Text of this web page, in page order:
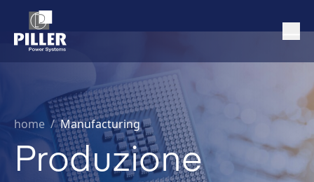
home / Manufacturing
Produzione